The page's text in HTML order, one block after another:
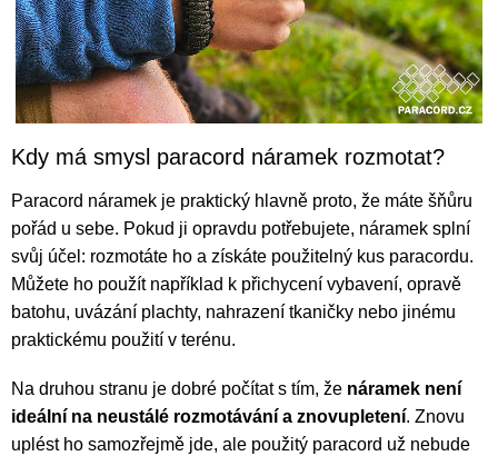
Kdy má smysl paracord náramek rozmotat?
Paracord náramek je praktický hlavně proto, že máte šňůru
pořád u sebe. Pokud ji opravdu potřebujete, náramek splní
svůj účel: rozmotáte ho a získáte použitelný kus paracordu.
Můžete ho použít například k přichycení vybavení, opravě
batohu, uvázání plachty, nahrazení tkaničky nebo jinému
praktickému použití v terénu.
Na druhou stranu je dobré počítat s tím, že náramek není
ideální na neustálé rozmotávání a znovupletení. Znovu
uplést ho samozřejmě jde, ale použitý paracord už nebude